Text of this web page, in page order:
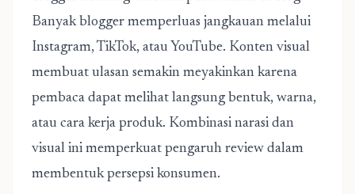
Banyak blogger memperluas jangkauan melalui
Instagram, TikTok, atau YouTube. Konten visual
membuat ulasan semakin meyakinkan karena
pembaca dapat melihat langsung bentuk, warna,
atau cara kerja produk. Kombinasi narasi dan
visual ini memperkuat pengaruh review dalam
membentuk persepsi konsumen.